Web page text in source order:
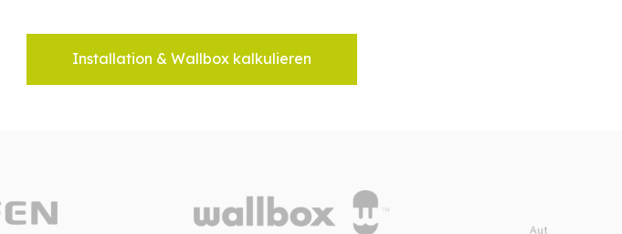
Installation & Wallbox kalkulieren